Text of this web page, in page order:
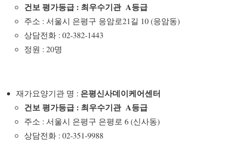
건보 평가등급 : 최우수기관 A등급
주소 : 서울시 은평구 응암로21길 10 (응암동)
상담전화 : 02-382-1443
정원 : 20명
재가요양기관 명 : 은평신사데이케어센터
건보 평가등급 : 최우수기관 A등급
주소 : 서울시 은평구 은평로 6 (신사동)
상담전화 : 02-351-9988